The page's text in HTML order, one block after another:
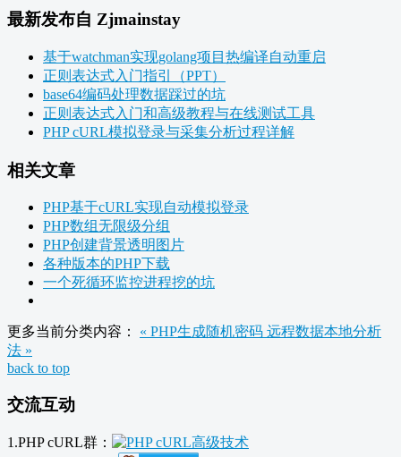
最新发布自 Zjmainstay
基于watchman实现golang项目热编译自动重启
正则表达式入门指引（PPT）
base64编码处理数据踩过的坑
正则表达式入门和高级教程与在线测试工具
PHP cURL模拟登录与采集分析过程详解
相关文章
PHP基于cURL实现自动模拟登录
PHP数组无限级分组
PHP创建背景透明图片
各种版本的PHP下载
一个死循环监控进程挖的坑
更多当前分类内容： « PHP生成随机密码 远程数据本地分析
法 »
back to top
交流互动
1.PHP cURL群：